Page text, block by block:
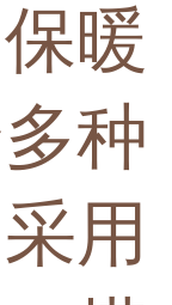
暖
种
用